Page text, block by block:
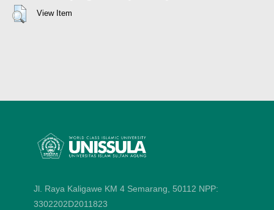
View Item
Jl. Raya Kaligawe KM 4 Semarang, 50112 NPP:
3302202D2011823